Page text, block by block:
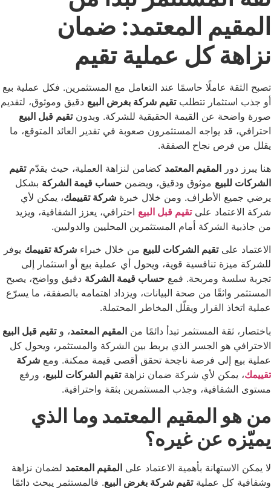
المعتمد: ضمان
كل عملية تقيم
عاملًا حاسمًا عند التعامل مع المستثمرين. فكل عملية بيع
تتطلبتقيم شركة بغرض البيعدقيق وموثوق، لتقديم
عن القيمة الحقيقية للشركة. وبدونتقيم قبل البيع
يواجه المستثمرون صعوبة في تقدير العائد المتوقع، ما
نجاح الصفقة.
المقيم المعتمدكضامن لنزاهة العملية، حيث يقدّمتقيم
موثوق ودقيق، ويضمنحساب قيمة الشركةبشكل
الأطراف. ومن خلال خبرةشركة تقييمك، يمكن لأي
علىتقيم قبل البيعاحترافي، يعزز الشفافية، ويزيد
أمام المستثمرين المحليين والدوليين.
تقيم الشركات للبيعمن خلال خبراءشركة تقييمكيوفر
تنافسية قوية، ويحول أي عملية بيع أو استثمار إلى
ومربحة. فمع حساب قيمة الشركةدقيق وواضح، يصبح
من صحة البيانات، ويزداد اهتمامه بالصفقة، ما يسرّع
القرار ويقلّل المخاطر المحتملة.
المستثمر تبدأ دائمًا من المقيم المعتمد، وتقيم قبل البيع
هو الجسر الذي يربط بين الشركة والمستثمر، ويحول كل
إلى فرصة ناجحة تحقق أقصى قيمة ممكنة. ومعشركة
لأي شركة ضمان نزاهةتقيم الشركات للبيع ، ورفع
وجذب المستثمرين بثقة واحترافية.
المقيم المعتمد وما الذي
عن غيره؟
بأهمية الاعتماد علىالمقيم المعتمدلضمان نزاهة
عمليةتقيم شركة بغرض البيع. فالمستثمر يبحث دائمًا